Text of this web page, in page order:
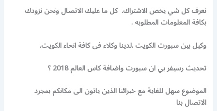
نعرف كل شي يخص الاشتراك. كل ما عليك الاتصال ونحن نزودك
بكافة المعلومات المطلوبه .
وكيل بين سبورت الكويت .لدينا وكلاء فى كافة انحاء الكويت.
تحديث رسيفر بي ان سبورت واضافة كاس العالم 2018 ؟
الموضوع سهل للغاية مع خبرائنا الذين ياتون الى مكانكم بمجرد
الاتصال بنا